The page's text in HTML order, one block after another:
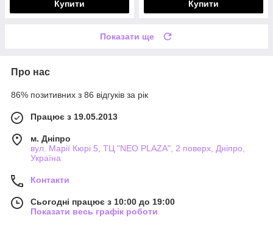
Купити Купити
Показати ще
Про нас
86% позитивних з 86 відгуків за рік
Працює з 19.05.2013
м. Дніпро
вул. Марії Кюрі 5, ТЦ "NEO PLAZA", 2 поверх, Дніпро,
Україна
Контакти
Сьогодні працює з 10:00 до 19:00
Показати весь графік роботи